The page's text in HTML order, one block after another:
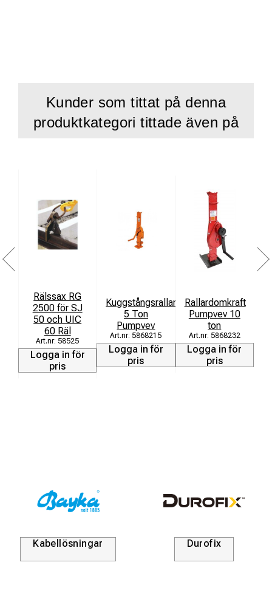
Kunder som tittat på denna
produktkategori tittade även på
Rälssax RG
2500 för SJ
50 och UIC
60 Räl
58525
Logga in för
pris
Kuggstångsrallardomkraft
5 Ton
Pumpvev
5868215
Logga in för
pris
Rallardomkraft
Pumpvev 10
ton
5868232
Logga in för
pris
Kabellösningar Durofix